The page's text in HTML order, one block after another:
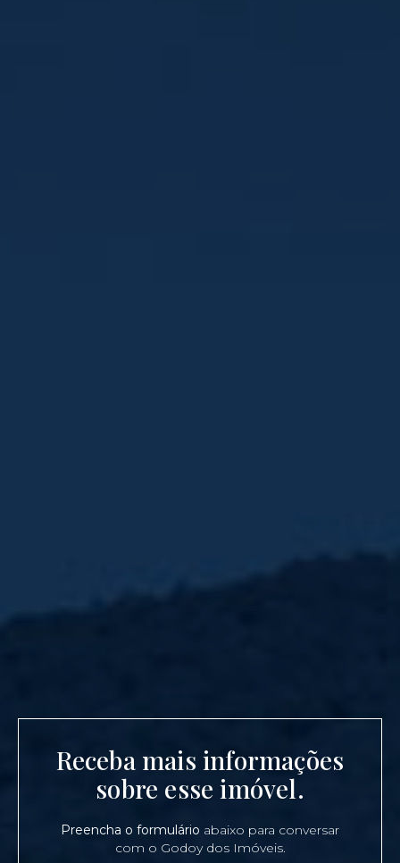
Receba mais informações
sobre esse imóvel.
Preencha o formulário abaixo para conversar
com o Godoy dos Imóveis.